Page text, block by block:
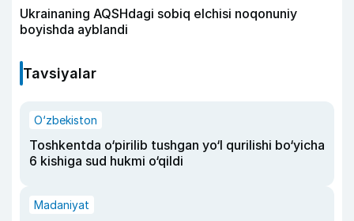
Ukrainaning AQSHdagi sobiq elchisi noqonuniy
boyishda ayblandi
Tavsiyalar
O‘zbekiston
Toshkentda o‘pirilib tushgan yo‘l qurilishi bo‘yicha
6 kishiga sud hukmi o‘qildi
Madaniyat